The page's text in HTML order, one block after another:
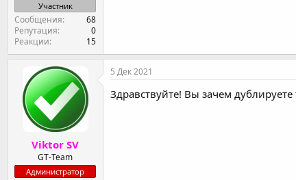
Участник
Сообщения
68
Репутация
0
Реакции
15
Viktor SV
GT-Team
Администратор
5 Дек 2021
Здравствуйте! Вы зачем